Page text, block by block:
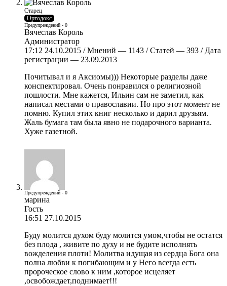
Старец
Ортодокс
Предупреждений - 0
Вячеслав Король
Администратор
17:12 24.10.2015 / Мнений — 1143 / Статей — 393 / Дата
регистрации — 23.09.2013
Почитывал и я Аксиомы))) Некоторые разделы даже
конспектировал. Очень понравился о религиозной
пошлости. Мне кажется, Ильин сам не заметил, как
написал местами о православии. Но про этот момент не
помню. Купил этих книг несколько и дарил друзьям.
Жаль бумага там была явно не подарочного варианта.
Хуже газетной.
Предупреждений - 0
марина
Гость
16:51 27.10.2015
Буду молится духом буду молится умом,чтобы не остатся
без плода , живите по духу и не будите исполнять
вожделения плоти! Молитва идущая из сердца Бога она
полна любви к погибающим и у Него всегда есть
пророческое слово к ним ,которое исцеляет
,освобождает,поднимает!!!